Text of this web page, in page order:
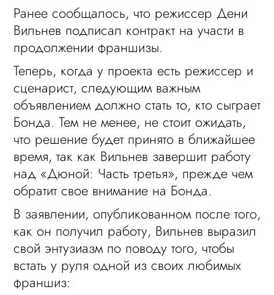
Ранее сообщалось, что режиссер Дени
Вильнев подписал контракт на участи в
продолжении франшизы.
Теперь, когда у проекта есть режиссер и
сценарист, следующим важным
объявлением должно стать то, кто сыграет
Бонда. Тем не менее, не стоит ожидать,
что решение будет принято в ближайшее
время, так как Вильнев завершит работу
над «Дюной: Часть третья», прежде чем
обратит свое внимание на Бонда.
В заявлении, опубликованном после того,
как он получил работу, Вильнев выразил
свой энтузиазм по поводу того, чтобы
встать у руля одной из своих любимых
франшиз: